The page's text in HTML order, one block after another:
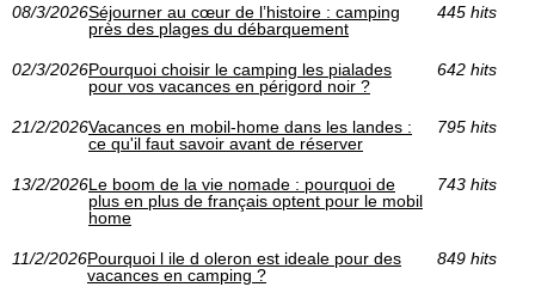
08/3/2026Séjourner au cœur de l’histoire : camping
près des plages du débarquement
445 hits
02/3/2026Pourquoi choisir le camping les pialades
pour vos vacances en périgord noir ?
642 hits
21/2/2026Vacances en mobil-home dans les landes :
ce qu'il faut savoir avant de réserver
795 hits
13/2/2026Le boom de la vie nomade : pourquoi de
plus en plus de français optent pour le mobil
home
743 hits
11/2/2026Pourquoi l ile d oleron est ideale pour des
vacances en camping ?
849 hits